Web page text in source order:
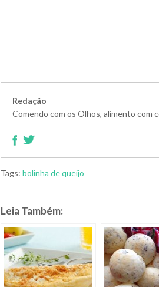
Redação
Comendo com os Olhos, alimento com
Tags: bolinha de queijo
Leia Também: